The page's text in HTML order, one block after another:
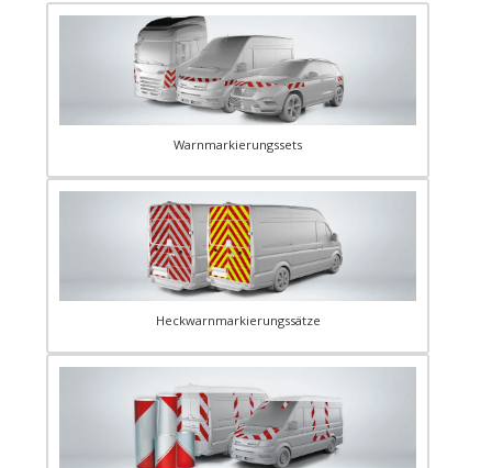
Warnmarkierungssets
Heckwarnmarkierungssätze